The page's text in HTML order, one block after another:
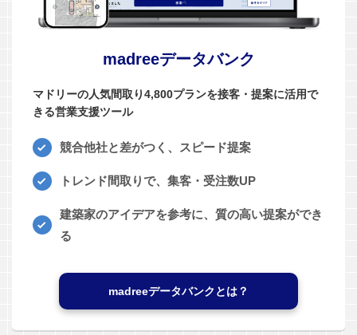
madreeデータバンク
マドリーの人気間取り4,800プランを接客・提案に活用で
きる営業支援ツール
競合他社と差がつく、スピード提案
トレンド間取りで、集客・受注数UP
建築家のアイデアを参考に、質の高い提案ができ
る
madreeデータバンクとは？